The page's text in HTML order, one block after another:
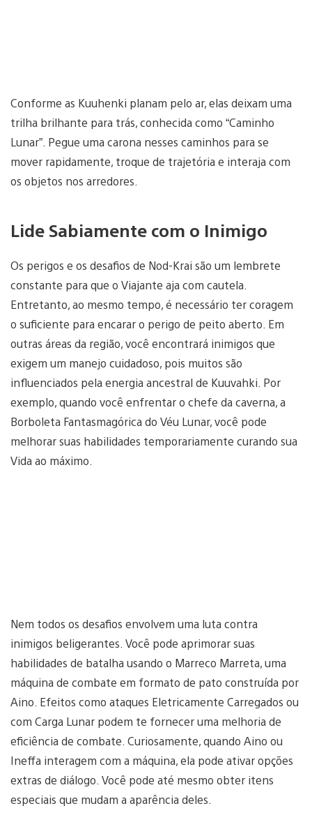
Conforme as Kuuhenki planam pelo ar, elas deixam uma
trilha brilhante para trás, conhecida como “Caminho
Lunar”. Pegue uma carona nesses caminhos para se
mover rapidamente, troque de trajetória e interaja com
os objetos nos arredores.
Lide Sabiamente com o Inimigo
Os perigos e os desafios de Nod-Krai são um lembrete
constante para que o Viajante aja com cautela.
Entretanto, ao mesmo tempo, é necessário ter coragem
o suficiente para encarar o perigo de peito aberto. Em
outras áreas da região, você encontrará inimigos que
exigem um manejo cuidadoso, pois muitos são
influenciados pela energia ancestral de Kuuvahki. Por
exemplo, quando você enfrentar o chefe da caverna, a
Borboleta Fantasmagórica do Véu Lunar, você pode
melhorar suas habilidades temporariamente curando sua
Vida ao máximo.
Nem todos os desafios envolvem uma luta contra
inimigos beligerantes. Você pode aprimorar suas
habilidades de batalha usando o Marreco Marreta, uma
máquina de combate em formato de pato construída por
Aino. Efeitos como ataques Eletricamente Carregados ou
com Carga Lunar podem te fornecer uma melhoria de
eficiência de combate. Curiosamente, quando Aino ou
Ineffa interagem com a máquina, ela pode ativar opções
extras de diálogo. Você pode até mesmo obter itens
especiais que mudam a aparência deles.